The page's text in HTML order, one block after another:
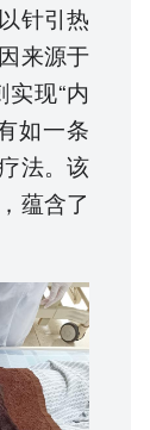
针引热
来源于
现“内
如一条
法。该
蕴含了